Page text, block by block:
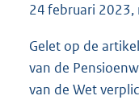
24 februari
Gelet op de
van de
van de Wet